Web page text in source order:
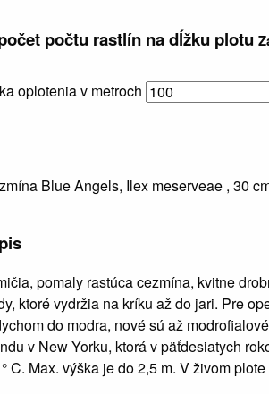
počtu rastlín na dĺžku plotu
oplotenia v metroch
Blue Angels, Ilex meserveae , 30
pomaly rastúca cezmína, kvitne
ktoré vydržia na kríku až do jari. Pre
do modra, nové sú až
v New Yorku, ktorá v päťdesiatych
C. Max. výška je do 2,5 m. V živom